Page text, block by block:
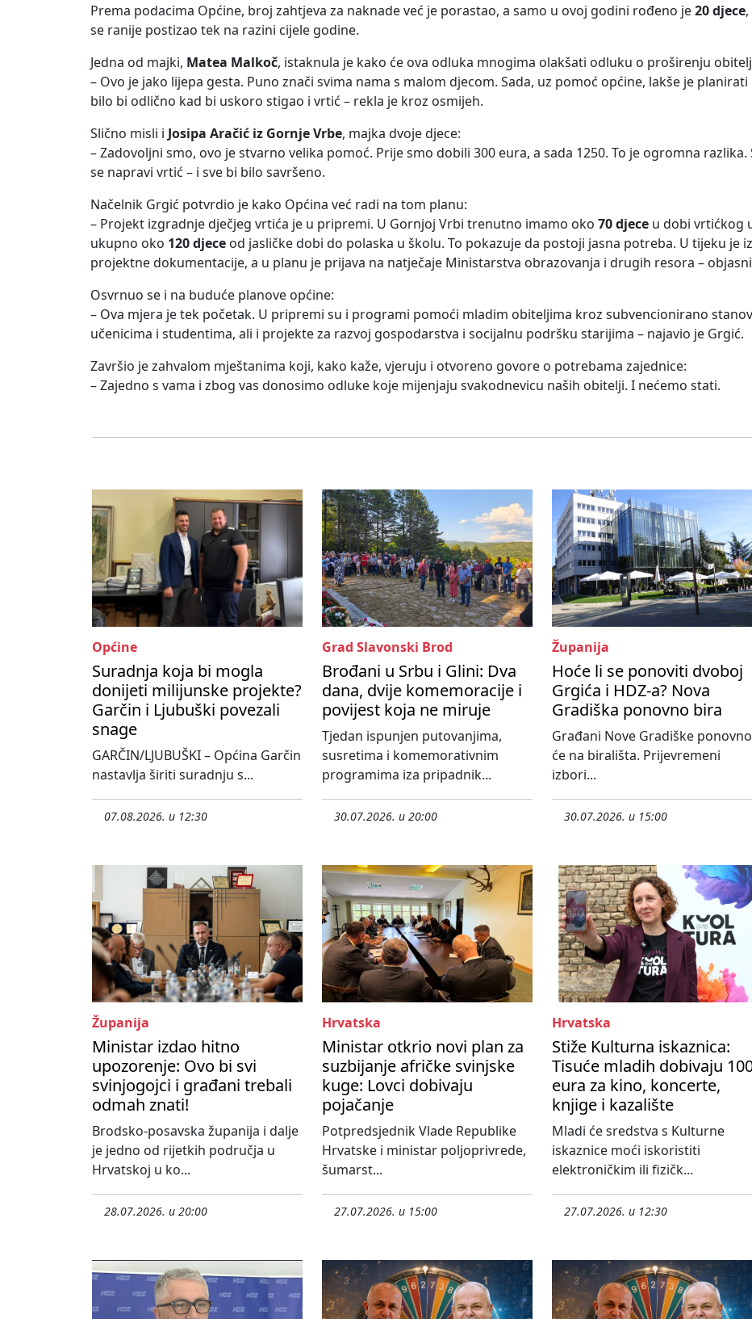
Prema podacima Općine, broj zahtjeva za naknade već je porastao, a samo u ovoj godini rođeno je20 djece
se ranije postizao tek na razini cijele godine.
Jedna od majki, Matea Malkoč, istaknula je kako će ova odluka mnogima olakšati odluku o proširenju
– Ovo je jako lijepa gesta. Puno znači svima nama s malom djecom. Sada, uz pomoć općine, lakše je
bilo bi odlično kad bi uskoro stigao i vrtić – rekla je kroz osmijeh.
Slično misli i Josipa Aračić iz Gornje Vrbe, majka dvoje djece:
– Zadovoljni smo, ovo je stvarno velika pomoć. Prije smo dobili 300 eura, a sada 1250. To je ogromna razlika.
se napravi vrtić – i sve bi bilo savršeno.
Načelnik Grgić potvrdio je kako Općina već radi na tom planu:
– Projekt izgradnje dječjeg vrtića je u pripremi. U Gornjoj Vrbi trenutno imamo oko 70 djece u dobi vrtićkog
ukupno oko 120 djece od jasličke dobi do polaska u školu. To pokazuje da postoji jasna potreba. U tijeku je
projektne dokumentacije, a u planu je prijava na natječaje Ministarstva obrazovanja i drugih resora –
Osvrnuo se i na buduće planove općine:
– Ova mjera je tek početak. U pripremi su i programi pomoći mladim obiteljima kroz subvencionirano
učenicima i studentima, ali i projekte za razvoj gospodarstva i socijalnu podršku starijima – najavio je Grgić.
Završio je zahvalom mještanima koji, kako kaže, vjeruju i otvoreno govore o potrebama zajednice:
– Zajedno s vama i zbog vas donosimo odluke koje mijenjaju svakodnevicu naših obitelji. I nećemo stati.
Općine
Suradnja koja bi mogla
donijeti milijunske projekte?
Garčin i Ljubuški povezali
snage
GARČIN/LJUBUŠKI – Općina Garčin
nastavlja širiti suradnju s...
07.08.2026. u 12:30
Grad Slavonski Brod
Brođani u Srbu i Glini: Dva
dana, dvije komemoracije i
povijest koja ne miruje
Tjedan ispunjen putovanjima,
susretima i komemorativnim
programima iza pripadnik...
30.07.2026. u 20:00
Županija
Hoće li se ponoviti dvoboj
Grgića i HDZ-a? Nova
Gradiška ponovno bira
Građani Nove Gradiške ponovno
će na birališta. Prijevremeni
izbori...
30.07.2026. u 15:00
Županija
Ministar izdao hitno
upozorenje: Ovo bi svi
svinjogojci i građani trebali
odmah znati!
Brodsko-posavska županija i dalje
je jedno od rijetkih područja u
Hrvatskoj u ko...
28.07.2026. u 20:00
Hrvatska
Ministar otkrio novi plan za
suzbijanje afričke svinjske
kuge: Lovci dobivaju
pojačanje
Potpredsjednik Vlade Republike
Hrvatske i ministar poljoprivrede,
šumarst...
27.07.2026. u 15:00
Hrvatska
Stiže Kulturna iskaznica:
Tisuće mladih dobivaju
eura za kino, koncerte,
knjige i kazalište
Mladi će sredstva s Kulturne
iskaznice moći iskoristiti
elektroničkim ili fizičk...
27.07.2026. u 12:30